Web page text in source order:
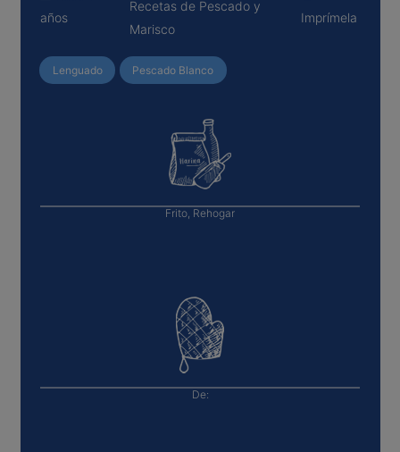
años
Recetas de Pescado y
Marisco
Imprímela
Lenguado Pescado Blanco
Frito, Rehogar
De: